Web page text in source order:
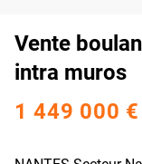
Vente
intra muros
1 449 000